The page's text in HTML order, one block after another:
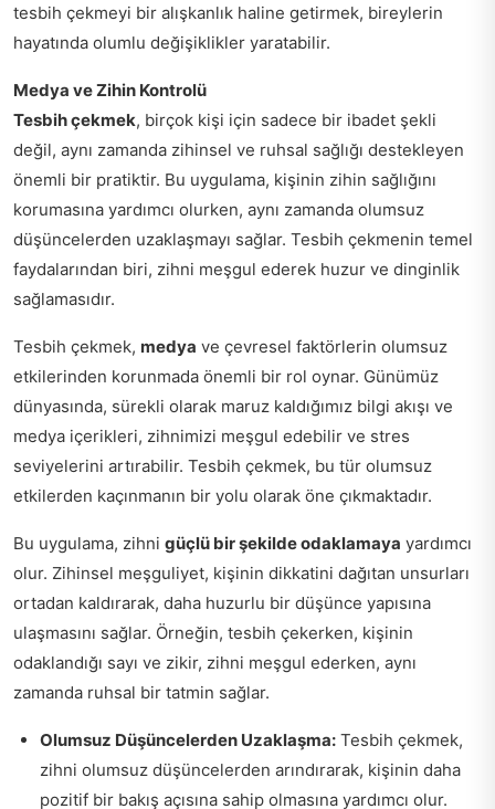
tesbih çekmeyi bir alışkanlık haline getirmek, bireylerin
hayatında olumlu değişiklikler yaratabilir.
Medya ve Zihin Kontrolü
Tesbih çekmek, birçok kişi için sadece bir ibadet şekli
değil, aynı zamanda zihinsel ve ruhsal sağlığı destekleyen
önemli bir pratiktir. Bu uygulama, kişinin zihin sağlığını
korumasına yardımcı olurken, aynı zamanda olumsuz
düşüncelerden uzaklaşmayı sağlar. Tesbih çekmenin temel
faydalarından biri, zihni meşgul ederek huzur ve dinginlik
sağlamasıdır.
Tesbih çekmek, medya ve çevresel faktörlerin olumsuz
etkilerinden korunmada önemli bir rol oynar. Günümüz
dünyasında, sürekli olarak maruz kaldığımız bilgi akışı ve
medya içerikleri, zihnimizi meşgul edebilir ve stres
seviyelerini artırabilir. Tesbih çekmek, bu tür olumsuz
etkilerden kaçınmanın bir yolu olarak öne çıkmaktadır.
Bu uygulama, zihni güçlü bir şekilde odaklamaya yardımcı
olur. Zihinsel meşguliyet, kişinin dikkatini dağıtan unsurları
ortadan kaldırarak, daha huzurlu bir düşünce yapısına
ulaşmasını sağlar. Örneğin, tesbih çekerken, kişinin
odaklandığı sayı ve zikir, zihni meşgul ederken, aynı
zamanda ruhsal bir tatmin sağlar.
Olumsuz Düşüncelerden Uzaklaşma: Tesbih çekmek,
zihni olumsuz düşüncelerden arındırarak, kişinin daha
pozitif bir bakış açısına sahip olmasına yardımcı olur.